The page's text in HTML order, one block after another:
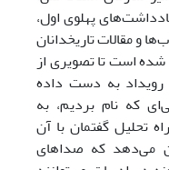
پهلوی اول،
و مقالات تاریخدانان
است تا تصویری از
به دست داده
که نام بردیم، به
تحلیل گفتمان با آن
می‌دهد که صداهای